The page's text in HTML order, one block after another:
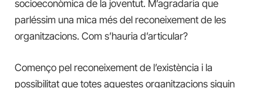
socioeconòmica de la joventut. M’agradaria que
parléssim una mica més del reconeixement de les
organitzacions. Com s’hauria d’articular?
Començo pel reconeixement de l’existència i la
possibilitat que totes aquestes organitzacions siguin